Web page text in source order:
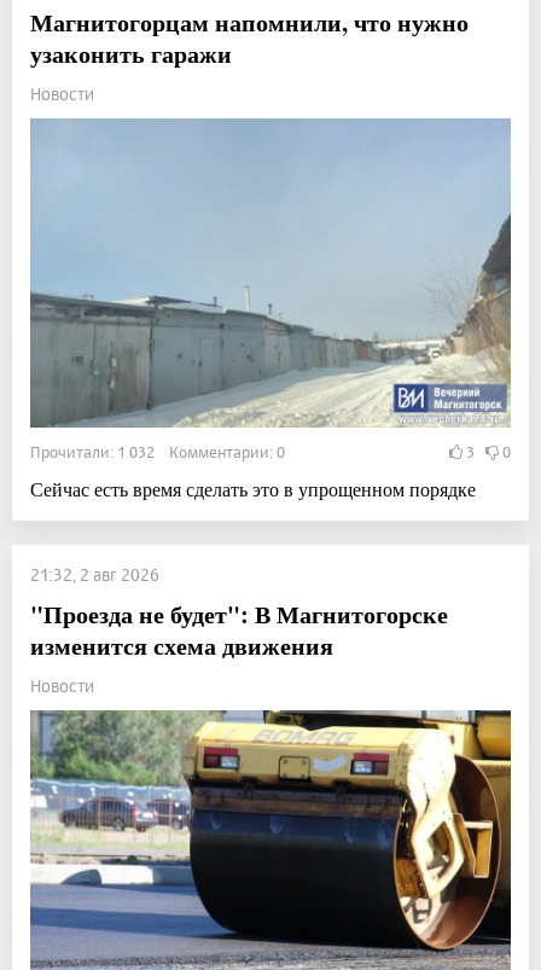
Магнитогорцам напомнили, что нужно
узаконить гаражи
Новости
Прочитали: 1 032 Комментарии: 0 3 0
Сейчас есть время сделать это в упрощенном порядке
21:32, 2 авг 2026
"Проезда не будет": В Магнитогорске
изменится схема движения
Новости